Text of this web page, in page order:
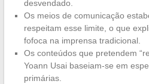
desvendado.
Os meios de comunicação
respeitam esse limite, o que
fofoca na imprensa tradicional.
Os conteúdos que pretendem
Yoann Usai baseiam-se em
primárias.